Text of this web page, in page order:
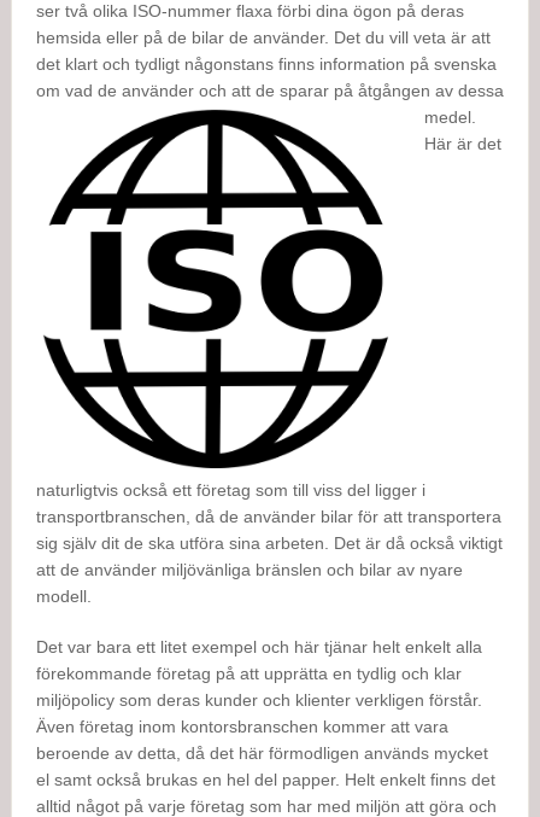
ser två olika ISO-nummer flaxa förbi dina ögon på deras
hemsida eller på de bilar de använder. Det du vill veta är att
det klart och tydligt någonstans finns information på svenska
om vad de använder och att de sparar på åtgången av dessa
medel.
Här är det
naturligtvis också ett företag som till viss del ligger i
transportbranschen, då de använder bilar för att transportera
sig själv dit de ska utföra sina arbeten. Det är då också viktigt
att de använder miljövänliga bränslen och bilar av nyare
modell.
Det var bara ett litet exempel och här tjänar helt enkelt alla
förekommande företag på att upprätta en tydlig och klar
miljöpolicy som deras kunder och klienter verkligen förstår.
Även företag inom kontorsbranschen kommer att vara
beroende av detta, då det här förmodligen används mycket
el samt också brukas en hel del papper. Helt enkelt finns det
alltid något på varje företag som har med miljön att göra och